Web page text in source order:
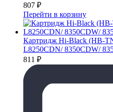
807 ₽
Перейти в корзину
Картридж Hi-Black (HB-
L8250CDN/ 8350CDW/
811 ₽